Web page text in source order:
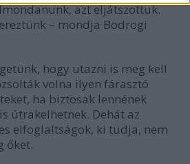
azt eljátszottuk.
– mondja Bodrogi
hogy utazni is meg kell
volna ilyen fárasztó
ha biztosak lennének
útrakelhetnek. Dehát az
elfoglaltságok, ki tudja, nem
őket.